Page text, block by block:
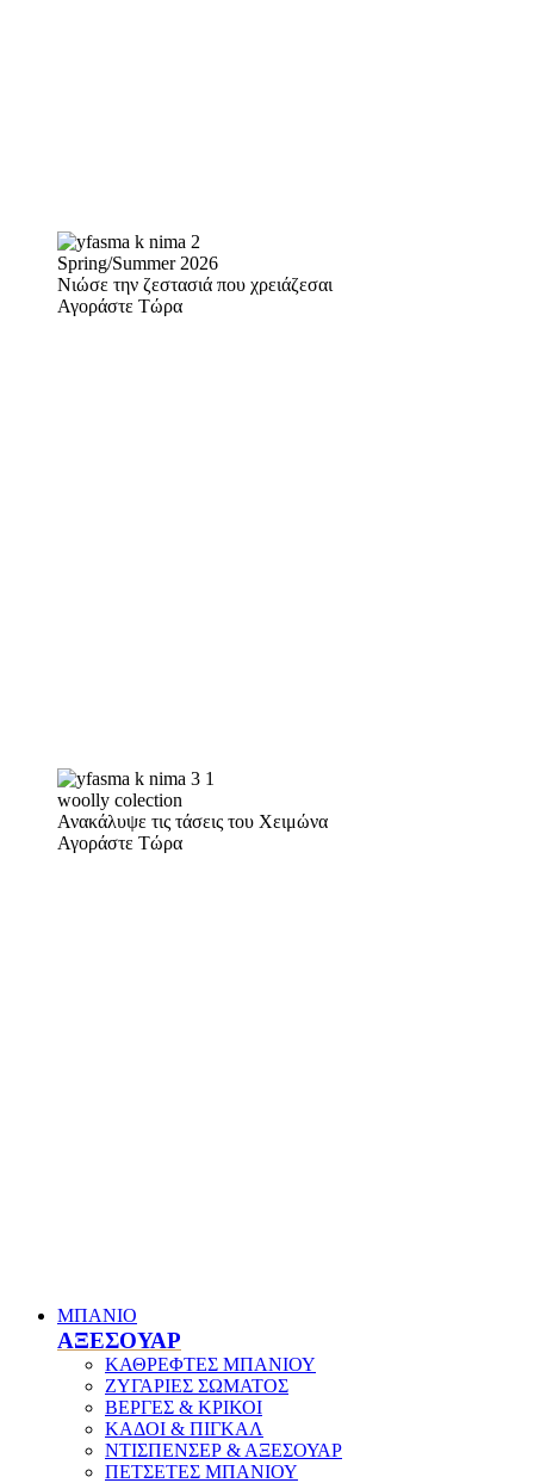
Spring/Summer 2026
Νιώσε την ζεστασιά που χρειάζεσαι
Αγοράστε Τώρα
woolly colection
Ανακάλυψε τις τάσεις του Χειμώνα
Αγοράστε Τώρα
ΜΠΑΝΙΟ
ΑΞΕΣΟΥΑΡ
ΚΑΘΡΕΦΤΕΣ ΜΠΑΝΙΟΥ
ΖΥΓΑΡΙΕΣ ΣΩΜΑΤΟΣ
ΒΕΡΓΕΣ & ΚΡΙΚΟΙ
ΚΑΔΟΙ & ΠΙΓΚΑΛ
ΝΤΙΣΠΕΝΣΕΡ & ΑΞΕΣΟΥΑΡ
ΠΕΤΣΕΤΕΣ ΜΠΑΝΙΟΥ